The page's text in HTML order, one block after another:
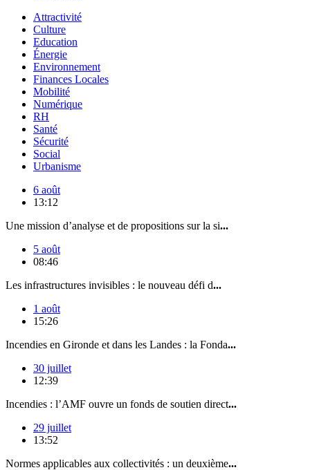
Attractivité
Culture
Education
Énergie
Environnement
Finances Locales
Mobilité
Numérique
RH
Santé
Sécurité
Social
Urbanisme
6 août
13:12
Une mission d’analyse et de propositions sur la si...
5 août
08:46
Les infrastructures invisibles : le nouveau défi d...
1 août
15:26
Incendies en Gironde et dans les Landes : la Fonda...
30 juillet
12:39
Incendies : l’AMF ouvre un fonds de soutien direct...
29 juillet
13:52
Normes applicables aux collectivités : un deuxième...